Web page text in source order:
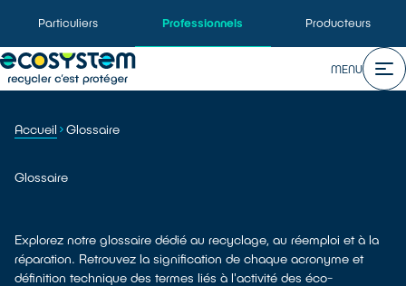
Particuliers Professionnels Producteurs
MENU
Accueil Glossaire
Glossaire
Explorez notre glossaire dédié au recyclage, au réemploi et à la
réparation. Retrouvez la signification de chaque acronyme et
définition technique des termes liés à l'activité des éco-